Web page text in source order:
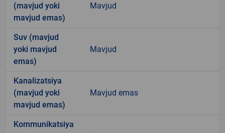
(mavjud yoki
mavjud emas)
Mavjud
Suv (mavjud
yoki mavjud
emas)
Mavjud
Kanalizatsiya
(mavjud yoki
mavjud emas)
Mavjud emas
Kommunikatsiya